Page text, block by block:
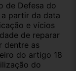
de Defesa do
partir da data
e vícios
de reparar
dentre as
do artigo 18
do